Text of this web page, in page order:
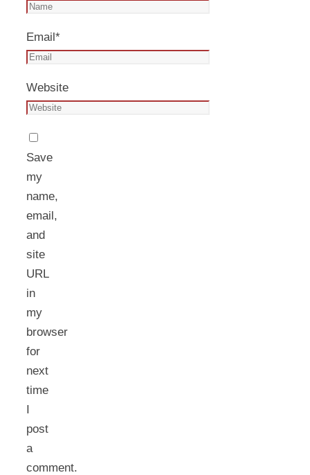
Email*
Website
Save
my
name,
email,
and
site
URL
in
my
browser
for
next
time
I
post
a
comment.